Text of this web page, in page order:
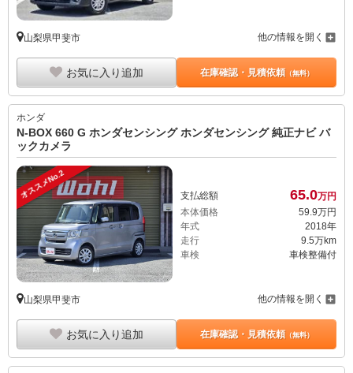
山梨県甲斐市 他の情報を開く
お気に入り追加 在庫確認・見積依頼（無料）
ホンダ
N-BOX 660 G ホンダセンシング ホンダセンシング 純正ナビ バ
ックカメラ
オススメNo.2 支払総額 65.0万円
本体価格
59. 9万円
年式
2018年
走行
9.5万km
車検
車検整備付
山梨県甲斐市 他の情報を開く
お気に入り追加 在庫確認・見積依頼（無料）